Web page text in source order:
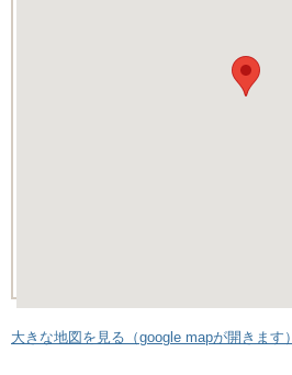
大きな地図を見る（google mapが開きます）